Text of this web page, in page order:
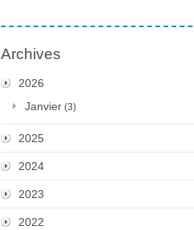
Archives
2026
Janvier (3)
2025
2024
2023
2022